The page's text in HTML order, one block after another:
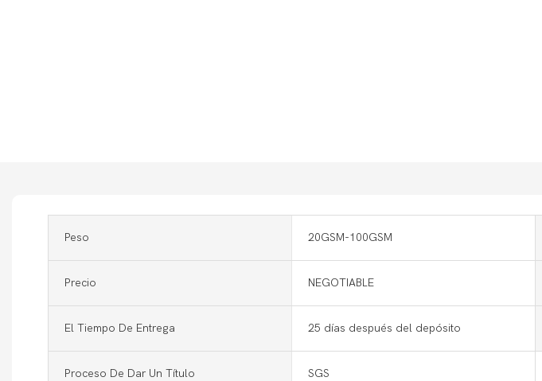
Peso 20GSM-100GSM
Precio NEGOTIABLE
El Tiempo De Entrega 25 días después del depósito
Proceso De Dar Un Título SGS